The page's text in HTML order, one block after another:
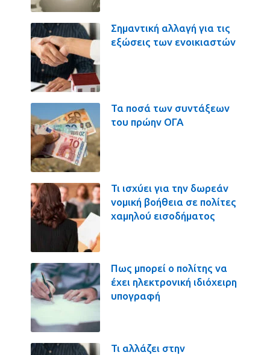
Σημαντική αλλαγή για τις
εξώσεις των ενοικιαστών
Τα ποσά των συντάξεων
του πρώην ΟΓΑ
Τι ισχύει για την δωρεάν
νομική βοήθεια σε πολίτες
χαμηλού εισοδήματος
Πως μπορεί ο πολίτης να
έχει ηλεκτρονική ιδιόχειρη
υπογραφή
Τι αλλάζει στην